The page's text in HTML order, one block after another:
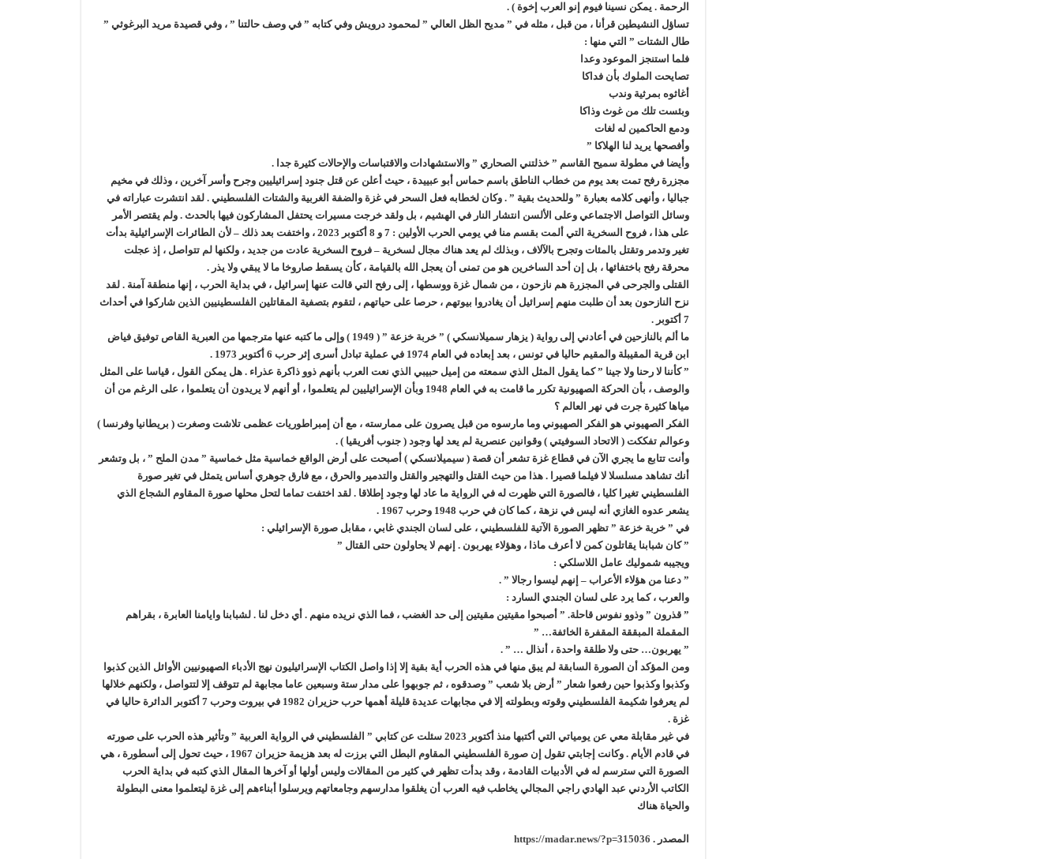
الرحمة . يمكن نسينا فيوم إنو العرب إخوة ) .
تساؤل النشيطين قرأنا ، من قبل ، مثله في ” مديح الظل العالي ” لمحمود درويش وفي كتابه ” في وصف حالتنا ” ، وفي قصيدة مريد البرغوثي ”
طال الشتات ” التي منها :
فلما استنجز الموعود وعدا
تصايحت الملوك بأن فداكا
أغاثوه بمرثية وندب
وبئست تلك من غوث وذاكا
ودمع الحاكمين له لغات
وأفصحها يريد لنا الهلاكا ”
وأيضا في مطولة سميح القاسم ” خذلتني الصحاري ” والاستشهادات والاقتباسات والإحالات كثيرة جدا .
مجزرة رفح تمت بعد يوم من خطاب الناطق باسم حماس أبو عبييدة ، حيث أعلن عن قتل جنود إسرائيليين وجرح وأسر آخرين ، وذلك في مخيم
جباليا ، وأنهى كلامه بعبارة ” وللحديث بقية ” . وكان لخطابه فعل السحر في غزة والضفة الغربية والشتات الفلسطيني . لقد انتشرت عباراته في
وسائل التواصل الاجتماعي وعلى الألسن انتشار النار في الهشيم ، بل ولقد خرجت مسيرات يحتفل المشاركون فيها بالحدث . ولم يقتصر الأمر
على هذا ، فروح السخرية التي ألمت بقسم منا في يومي الحرب الأولين : 7 و 8 أكتوبر 2023 ، واختفت بعد ذلك – لأن الطائرات الإسرائيلية بدأت
تغير وتدمر وتقتل بالمئات وتجرح بالآلاف ، وبذلك لم يعد هناك مجال لسخرية – فروح السخرية عادت من جديد ، ولكنها لم تتواصل ، إذ عجلت
محرقة رفح باختفائها ، بل إن أحد الساخرين هو من تمنى أن يعجل الله بالقيامة ، كأن يسقط صاروخا ما لا يبقي ولا يذر .
القتلى والجرحى في المجزرة هم نازحون ، من شمال غزة ووسطها ، إلى رفح التي قالت عنها إسرائيل ، في بداية الحرب ، إنها منطقة آمنة . لقد
نزح النازحون بعد أن طلبت منهم إسرائيل أن يغادروا بيوتهم ، حرصا على حياتهم ، لتقوم بتصفية المقاتلين الفلسطينيين الذين شاركوا في أحداث
7 أكتوبر
.
ما ألم بالنازحين في أعادني إلى رواية ( يزهار سميلانسكي ) ” خربة خزعة ” ( 1949 ) وإلى ما كتبه عنها مترجمها من العبرية القاص توفيق فياض
ابن قرية المقيبلة والمقيم حاليا في تونس ، بعد إبعاده في العام 1974 في عملية تبادل أسرى إثر حرب 6 أكتوبر 1973
.
”كأننا لا رحنا ولا جينا ” كما يقول المثل الذي سمعته من إميل حبيبي الذي نعت العرب بأنهم ذوو ذاكرة عذراء . هل يمكن القول ، قياسا على المثل
والوصف ، بأن الحركة الصهيونية تكرر ما قامت به في العام 1948 وبأن الإسرائيليين لم يتعلموا ، أو أنهم لا يريدون أن يتعلموا ، على الرغم من أن
مياها كثيرة جرت في نهر العالم ؟
الفكر الصهيوني هو الفكر الصهيوني وما مارسوه من قبل يصرون على ممارسته ، مع أن إمبراطوريات عظمى تلاشت وصغرت ( بريطانيا وفرنسا )
وعوالم تفككت ( الاتحاد السوفيتي ) وقوانين عنصرية لم يعد لها وجود ( جنوب أفريقيا ) .
وأنت تتابع ما يجري الآن في قطاع غزة تشعر أن قصة ( سيميلانسكي ) أصبحت على أرض الواقع خماسية مثل خماسية ” مدن الملح ” ، بل وتشعر
أنك تشاهد مسلسلا لا فيلما قصيرا . هذا من حيث القتل والتهجير والقتل والتدمير والحرق ، مع فارق جوهري أساس يتمثل في تغير صورة
الفلسطيني تغيرا كليا ، فالصورة التي ظهرت له في الرواية ما عاد لها وجود إطلاقا . لقد اختفت تماما لتحل محلها صورة المقاوم الشجاع الذي
يشعر عدوه الغازي أنه ليس في نزهة ، كما كان في حرب 1948 وحرب 1967
.
في ” خربة خزعة ” تظهر الصورة الآتية للفلسطيني ، على لسان الجندي غابي ، مقابل صورة الإسرائيلي :
”كان شبابنا يقاتلون كمن لا أعرف ماذا ، وهؤلاء يهربون . إنهم لا يحاولون حتى القتال ”
ويجيبه شموليك عامل اللاسلكي :
”دعنا من هؤلاء الأعراب – إنهم ليسوا رجالا ” .
والعرب ، كما يرد على لسان الجندي السارد :
”قذرون ” وذوو نفوس قاحلة. ” أصبحوا مقيتين مقيتين إلى حد الغضب ، فما الذي نريده منهم . أي دخل لنا . لشبابنا وايامنا العابرة ، بقراهم
المقملة المبققة المقفرة الخائفة… ”
” يهربون… حتى ولا طلقة واحدة ، أنذال … ” .
ومن المؤكد أن الصورة السابقة لم يبق منها في هذه الحرب أية بقية إلا إذا واصل الكتاب الإسرائيليون نهج الأدباء الصهيونيين الأوائل الذين كذبوا
وكذبوا وكذبوا حين رفعوا شعار ” أرض بلا شعب ” وصدقوه ، ثم جوبهوا على مدار ستة وسبعين عاما مجابهة لم تتوقف إلا لتتواصل ، ولكنهم خلالها
لم يعرفوا شكيمة الفلسطيني وقوته وبطولته إلا في مجابهات عديدة قليلة أهمها حرب حزيران 1982 في بيروت وحرب 7 أكتوبر الدائرة حاليا في
غزة .
في غير مقابلة معي عن يومياتي التي أكتبها منذ أكتوبر 2023 سئلت عن كتابي ” الفلسطيني في الرواية العربية ” وتأثير هذه الحرب على صورته
في قادم الأيام . وكانت إجابتي تقول إن صورة الفلسطيني المقاوم البطل التي برزت له بعد هزيمة حزيران 1967 ، حيث تحول إلى أسطورة ، هي
الصورة التي سترسم له في الأدبيات القادمة ، وقد بدأت تظهر في كثير من المقالات وليس أولها أو آخرها المقال الذي كتبه في بداية الحرب
الكاتب الأردني عبد الهادي راجي المجالي يخاطب فيه العرب أن يغلقوا مدارسهم وجامعاتهم ويرسلوا أبناءهم إلى غزة ليتعلموا معنى البطولة
والحياة هناك
المصدر .
https://madar.news/?p=315036